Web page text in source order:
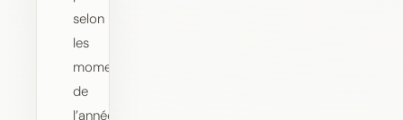
selon
les
moments
de
l’année.